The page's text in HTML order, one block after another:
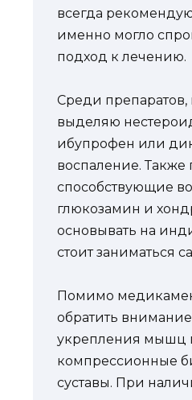
всегда
именно могло
подход к лечению.
Среди препаратов,
выделяю
ибупрофен или
воспаление. Также
способствующие
глюкозамин и
основывать на
стоит заниматься
Помимо
обратить
укрепления мышц
компрессионные
суставы. При